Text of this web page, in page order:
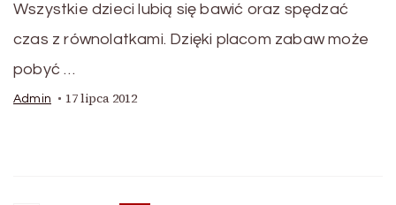
Wszystkie dzieci lubią się bawić oraz spędzać
czas z równolatkami. Dzięki placom zabaw może
pobyć …
Admin 17 lipca 2012